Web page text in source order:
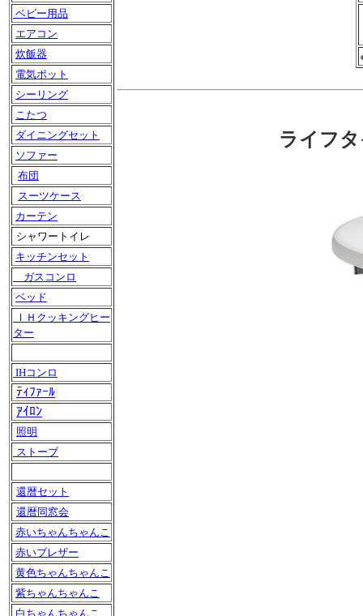
ベビー用品
エアコン
炊飯器
電気ポット
シーリング
こたつ
ダイニングセット
ソファー
布団
スーツケース
カーテン
シャワートイレ
キッチンセット
ガスコンロ
ベッド
ＩＨクッキングヒー
ター
IHコンロ
ﾃｨﾌｧｰﾙ
ｱｲﾛﾝ
照明
ストーブ
還暦セット
還暦同窓会
赤いちゃんちゃんこ
赤いブレザー
黄色ちゃんちゃんこ
紫ちゃんちゃんこ
白ちゃんちゃんこ
ライフ